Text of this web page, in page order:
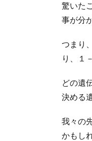
驚いた
事が分
つまり
り、１
どの遺
決める
我々の
かもし